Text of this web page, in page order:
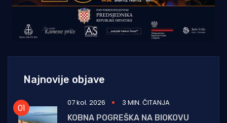
Najnovije objave
07 kol. 2026
3 MIN. ČITANJA
KOBNA POGREŠKA NA BIOKOVU